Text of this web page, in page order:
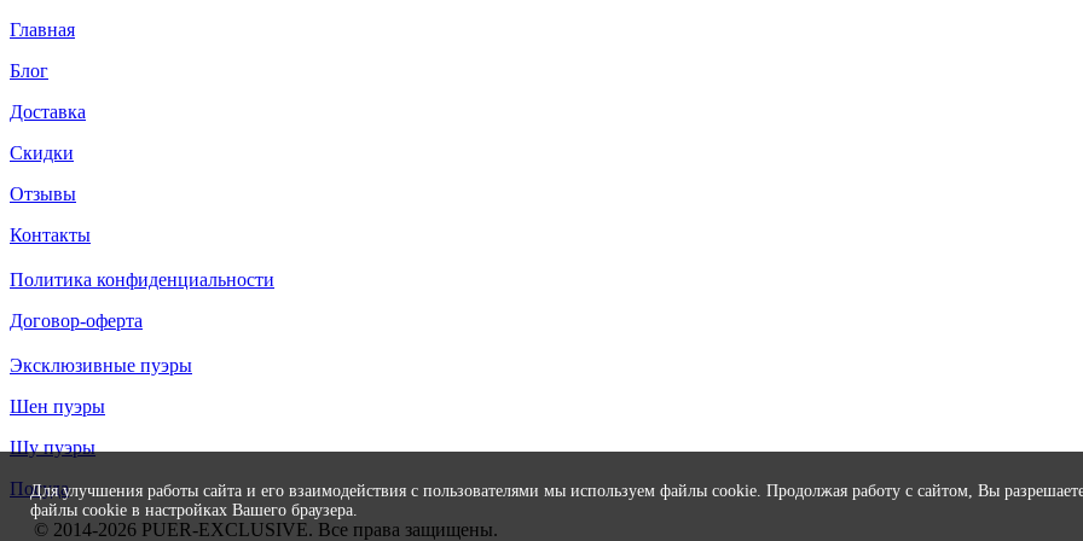
Главная
Блог
Доставка
Скидки
Отзывы
Контакты
Политика конфиденциальности
Договор-оферта
Эксклюзивные пуэры
Шен пуэры
Шу пуэры
Посуда
© 2014-2026 PUER-EXCLUSIVE. Все права защищены.
Для улучшения работы сайта и его взаимодействия с пользователями мы используем файлы cookie. Продолжая работу с сайтом, Вы
файлы cookie в настройках Вашего браузера.